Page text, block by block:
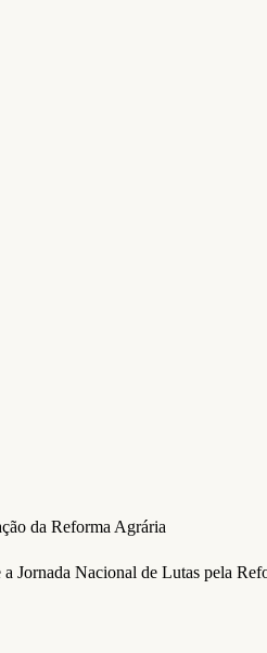
da Reforma Agrária
Jornada Nacional de Lutas pela